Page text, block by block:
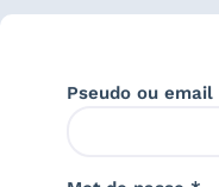
Pseudo ou email